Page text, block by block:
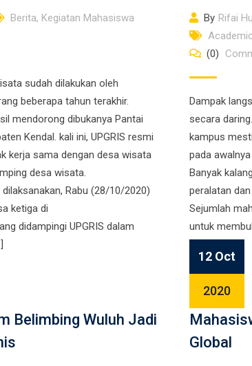
Berita, Kegiatan Mahasiswa
sudah dilakukan oleh
beberapa tahun terakhir.
mendorong dibukanya Pantai
Kendal. kali ini, UPGRIS resmi
kerja sama dengan desa wisata
desa wisata.
Rabu (28/10/2020)
ketiga di
didampingi UPGRIS dalam
By Rifai
Academic
(0)
Dampak
secara
kampus
pada
Banyak
peralatan
Sejumlah
untuk
Belimbing Wuluh Jadi
12 Oct
2020
Global